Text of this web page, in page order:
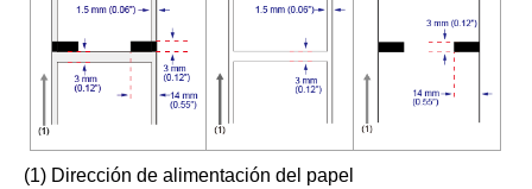
(1) Dirección de alimentación del papel